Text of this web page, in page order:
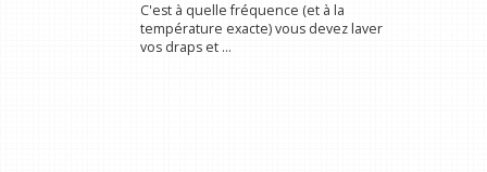
C'est à quelle fréquence (et à la
température exacte) vous devez laver
vos draps et ...